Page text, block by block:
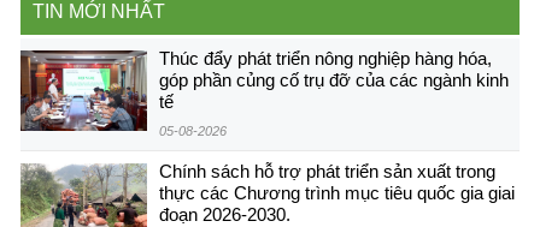
TIN MỚI NHẤT
Thúc đẩy phát triển nông nghiệp hàng hóa,
góp phần củng cố trụ đỡ của các ngành kinh
tế
05-08-2026
Chính sách hỗ trợ phát triển sản xuất trong
thực các Chương trình mục tiêu quốc gia giai
đoạn 2026-2030.